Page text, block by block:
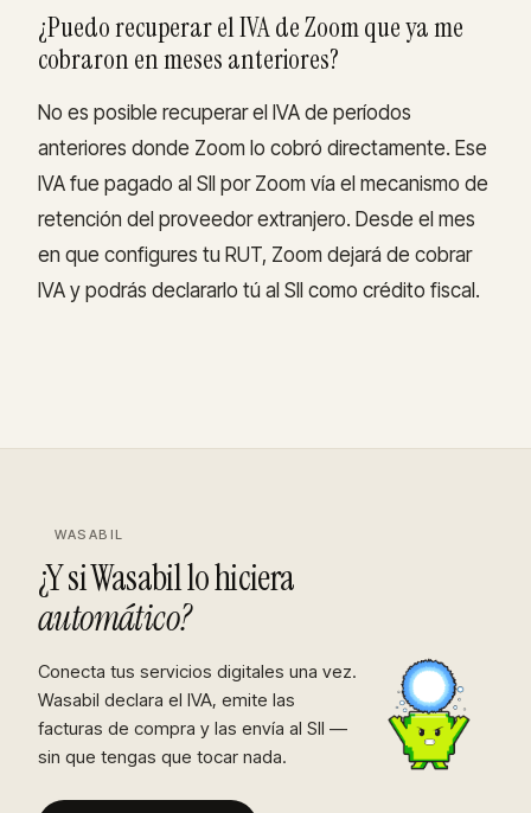
¿Puedo recuperar el IVA de Zoom que ya me
cobraron en meses anteriores?
No es posible recuperar el IVA de períodos
anteriores donde Zoom lo cobró directamente. Ese
IVA fue pagado al SII por Zoom vía el mecanismo de
retención del proveedor extranjero. Desde el mes
en que configures tu RUT, Zoom dejará de cobrar
IVA y podrás declararlo tú al SII como crédito fiscal.
WASABIL
¿Y si Wasabil lo hiciera
automático?
Conecta tus servicios digitales una vez.
Wasabil declara el IVA, emite las
facturas de compra y las envía al SII —
sin que tengas que tocar nada.